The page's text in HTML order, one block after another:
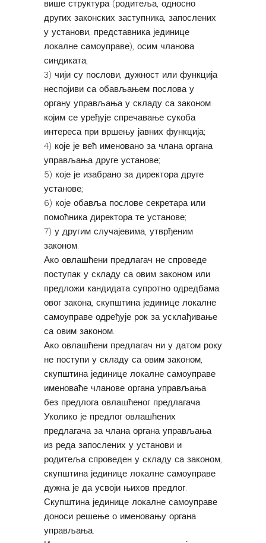
више структура (родитеља, односно
других законских заступника, запослених
у установи, представника јединице
локалне самоуправе), осим чланова
синдиката;
3) чији су послови, дужност или функција
неспојиви са обављањем послова у
органу управљања у складу са законом
којим се уређује спречавање сукоба
интереса при вршењу јавних функција;
4) које је већ именовано за члана органа
управљања друге установе;
5) које је изабрано за директора друге
установе;
6) које обавља послове секретара или
помоћника директора те установе;
7) у другим случајевима, утврђеним
законом.
Ако овлашћени предлагач не спроведе
поступак у складу са овим законом или
предложи кандидата супротно одредбама
овог закона, скупштина јединице локалне
самоуправе одређује рок за усклађивање
са овим законом.
Ако овлашћени предлагач ни у датом року
не поступи у складу са овим законом,
скупштина јединице локалне самоуправе
именоваће чланове органа управљања
без предлога овлашћеног предлагача.
Уколико је предлог овлашћених
предлагача за члана органа управљања
из реда запослених у установи и
родитеља спроведен у складу са законом,
скупштина јединице локалне самоуправе
дужна је да усвоји њихов предлог.
Скупштина јединице локалне самоуправе
доноси решење о именовању органа
управљања.